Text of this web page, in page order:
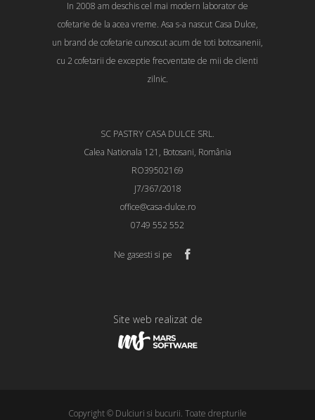
In 2008 am deschis cel mai modern laborator de
cofetarie de la acea vreme. Asa s-a nascut Casa Dulce,
un brand de cofetarie cunoscut acum de toti botosanenii,
cu 2 cofetarii de exceptie frecventate de mii de clienti
zilnic.
SC PASTRY CASA DULCE SRL.
Calea Nationala 121, Botosani, România
RO39502169
J7/367/2018
office@casa-dulce.ro
0749 552 552
Ne gasesti si pe
Site web realizat de
Copyright © Dulciuri si bucurii. Toate drepturile